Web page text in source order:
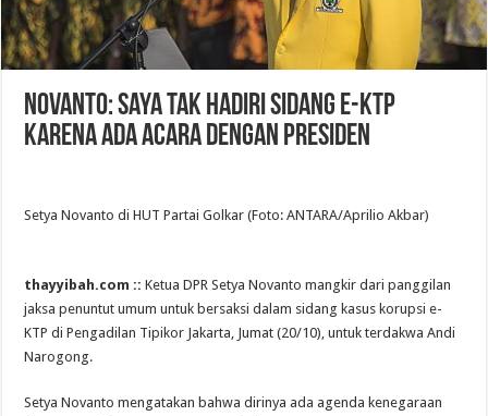
Novanto: Saya Tak Hadiri Sidang e-KTP
karena Ada Acara dengan Presiden
Setya Novanto di HUT Partai Golkar (Foto: ANTARA/Aprilio Akbar)
thayyibah.com ::Ketua DPR Setya Novanto mangkir dari panggilan
jaksa penuntut umum untuk bersaksi dalam sidang kasus korupsi e-
KTP di Pengadilan Tipikor Jakarta, Jumat (20/10), untuk terdakwa Andi
Narogong.
Setya Novanto mengatakan bahwa dirinya ada agenda kenegaraan